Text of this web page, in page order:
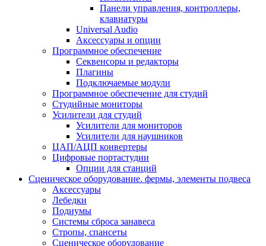
Панели управления, контроллеры,
клавиатуры
Universal Audio
Аксессуары и опции
Программное обеспечение
Cеквенсоры и редакторы
Плагины
Подключаемые модули
Программное обеспечение для студий
Студийные мониторы
Усилители для студий
Усилители для мониторов
Усилители для наушников
ЦАП/АЦП конвертеры
Цифровые портастудии
Опции для станций
Сценическое оборудование. фермы, элементы подвеса
Аксессуары
Лебедки
Подиумы
Системы сброса занавеса
Стропы, спансеты
Сценическое оборудование